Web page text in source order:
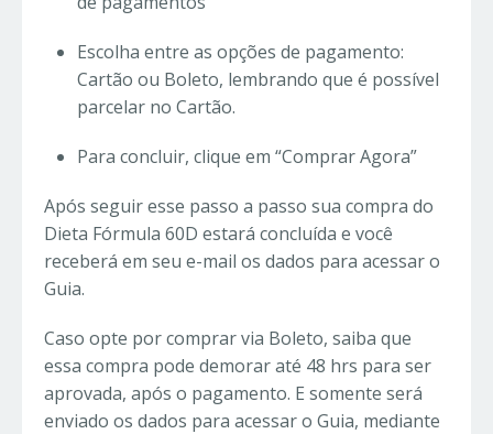
Escolha entre as opções de pagamento:
Cartão ou Boleto, lembrando que é possível
parcelar no Cartão.
Para concluir, clique em “Comprar Agora”
Após seguir esse passo a passo sua compra do
Dieta Fórmula 60D estará concluída e você
receberá em seu e-mail os dados para acessar o
Guia.
Caso opte por comprar via Boleto, saiba que
essa compra pode demorar até 48 hrs para ser
aprovada, após o pagamento. E somente será
enviado os dados para acessar o Guia, mediante